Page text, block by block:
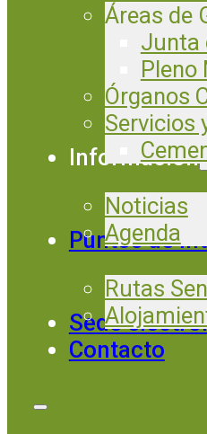
Áreas de
Junta
Pleno
Órganos
Servicios
Información
Noticias
Agenda
Puntos de
Rutas
Sede
Contacto